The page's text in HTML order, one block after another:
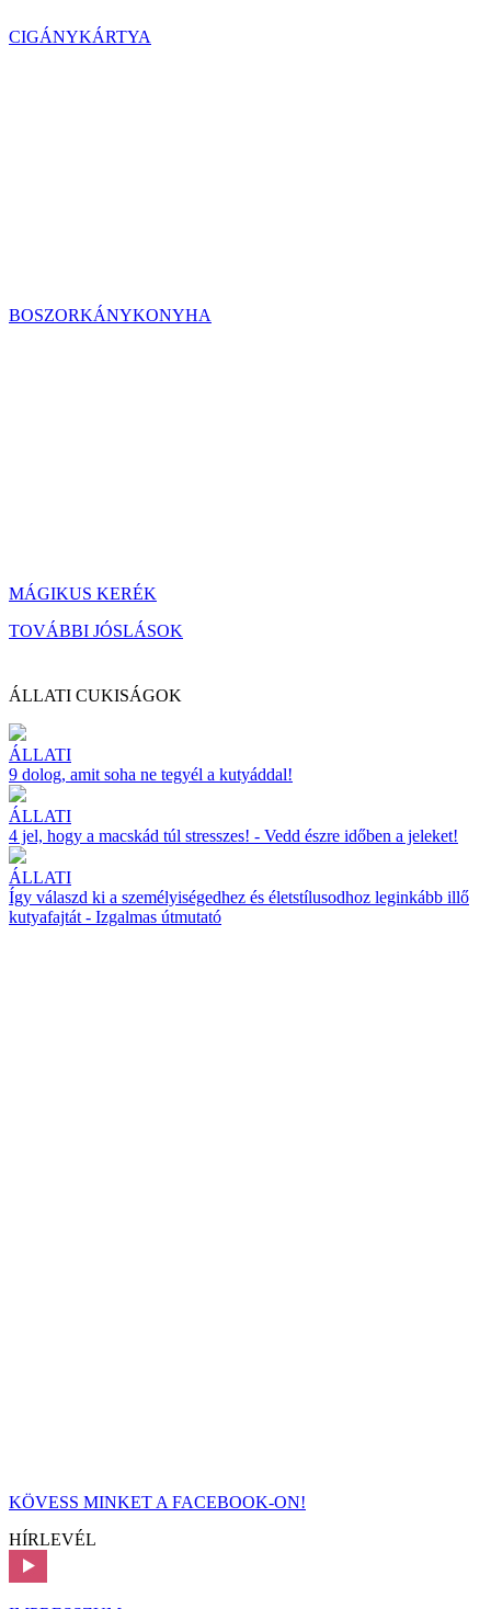
CIGÁNYKÁRTYA
BOSZORKÁNYKONYHA
MÁGIKUS KERÉK
TOVÁBBI JÓSLÁSOK
ÁLLATI CUKISÁGOK
ÁLLATI
9 dolog, amit soha ne tegyél a kutyáddal!
ÁLLATI
4 jel, hogy a macskád túl stresszes! - Vedd észre időben a jeleket!
ÁLLATI
Így válaszd ki a személyiségedhez és életstílusodhoz leginkább illő
kutyafajtát - Izgalmas útmutató
KÖVESS MINKET A FACEBOOK-ON!
HÍRLEVÉL